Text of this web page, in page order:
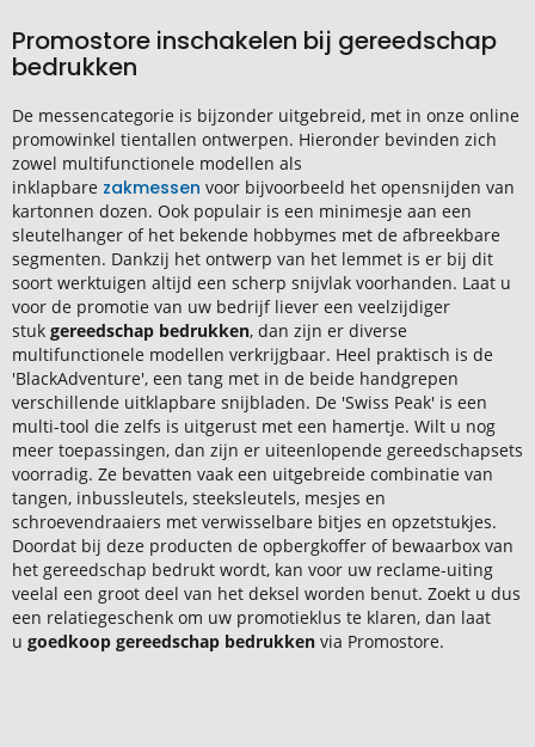
Promostore inschakelen bij gereedschap
bedrukken
De messencategorie is bijzonder uitgebreid, met in onze online
promowinkel tientallen ontwerpen. Hieronder bevinden zich
zowel multifunctionele modellen als
inklapbare zakmessen voor bijvoorbeeld het opensnijden van
kartonnen dozen. Ook populair is een minimesje aan een
sleutelhanger of het bekende hobbymes met de afbreekbare
segmenten. Dankzij het ontwerp van het lemmet is er bij dit
soort werktuigen altijd een scherp snijvlak voorhanden. Laat u
voor de promotie van uw bedrijf liever een veelzijdiger
stuk gereedschap bedrukken, dan zijn er diverse
multifunctionele modellen verkrijgbaar. Heel praktisch is de
'BlackAdventure', een tang met in de beide handgrepen
verschillende uitklapbare snijbladen. De 'Swiss Peak' is een
multi-tool die zelfs is uitgerust met een hamertje. Wilt u nog
meer toepassingen, dan zijn er uiteenlopende gereedschapsets
voorradig. Ze bevatten vaak een uitgebreide combinatie van
tangen, inbussleutels, steeksleutels, mesjes en
schroevendraaiers met verwisselbare bitjes en opzetstukjes.
Doordat bij deze producten de opbergkoffer of bewaarbox van
het gereedschap bedrukt wordt, kan voor uw reclame-uiting
veelal een groot deel van het deksel worden benut. Zoekt u dus
een relatiegeschenk om uw promotieklus te klaren, dan laat
u goedkoop gereedschap bedrukken via Promostore.